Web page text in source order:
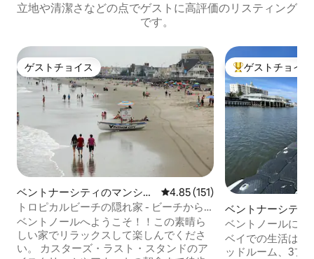
立地や清潔さなどの点でゲストに高評価のリスティング
です。
ゲストチョイス
ゲストチョイス
ベントナーシティのマンショ
ン・アパート
レビュー151件、5つ星中4.85つ
4.85 (151)
トロピカルビーチの隠れ家 - ビーチから2
ブロック！
ベントノールへようこそ！！この素晴ら
しい家でリラックスして楽しんでくださ
い。 カスターズ・ラスト・スタンドのア
大好評のゲスト
ゲストチョイス
ベントナーシティ
ベントノールにあ
の宿泊先
ベイでの生活はもっと
ッドルーム、3フ